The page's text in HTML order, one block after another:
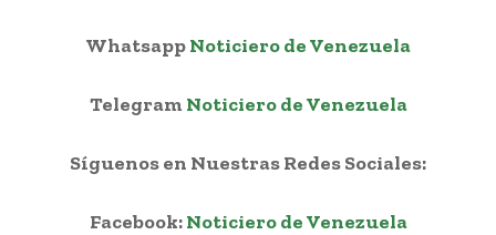
WhatsappNoticiero de Venezuela
Telegram Noticiero de Venezuela
Síguenos en Nuestras Redes Sociales:
Facebook:Noticiero de Venezuela